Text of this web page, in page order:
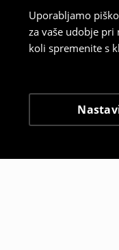
Uporabljamo
za vaše udobje
koli spremenite s